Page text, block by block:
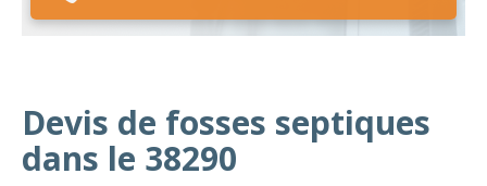
Devis de fosses septiques
dans le 38290